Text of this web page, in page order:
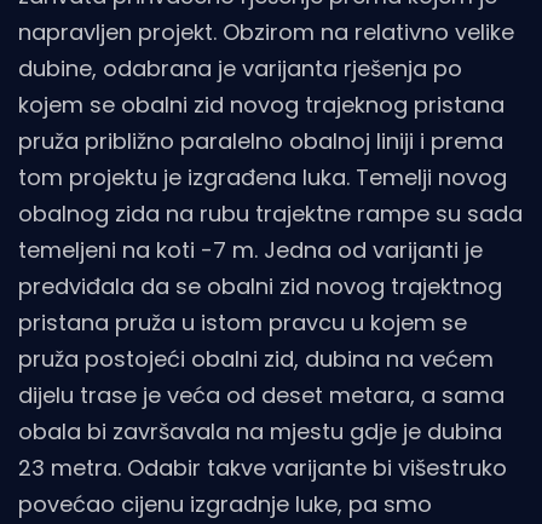
napravljen projekt. Obzirom na relativno velike
dubine, odabrana je varijanta rješenja po
kojem se obalni zid novog trajeknog pristana
pruža približno paralelno obalnoj liniji i prema
tom projektu je izgrađena luka. Temelji novog
obalnog zida na rubu trajektne rampe su sada
temeljeni na koti -7 m. Jedna od varijanti je
predviđala da se obalni zid novog trajektnog
pristana pruža u istom pravcu u kojem se
pruža postojeći obalni zid, dubina na većem
dijelu trase je veća od deset metara, a sama
obala bi završavala na mjestu gdje je dubina
23 metra. Odabir takve varijante bi višestruko
povećao cijenu izgradnje luke, pa smo